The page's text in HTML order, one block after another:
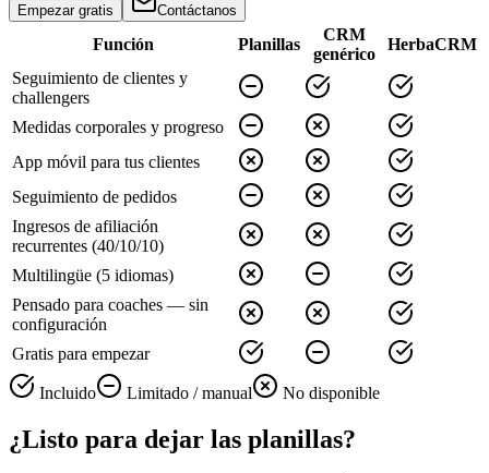
Empezar gratis Contáctanos
Función Planillas
CRM
genérico
HerbaCRM
Seguimiento de clientes y
challengers
Medidas corporales y progreso
App móvil para tus clientes
Seguimiento de pedidos
Ingresos de afiliación
recurrentes (40/10/10)
Multilingüe (5 idiomas)
Pensado para coaches — sin
configuración
Gratis para empezar
Incluido Limitado / manual No disponible
¿Listo para dejar las planillas?